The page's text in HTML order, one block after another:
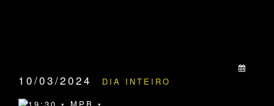
10/03/2024 DIA INTEIRO